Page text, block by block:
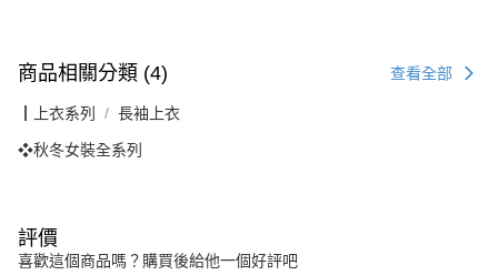
商品相關分類 (4) 查看全部
┃上衣系列 長袖上衣
❖秋冬女裝全系列
評價
喜歡這個商品嗎？購買後給他一個好評吧